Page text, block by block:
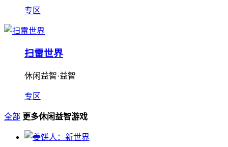
专区
扫雷世界
休闲益智·益智
专区
全部 更多休闲益智游戏